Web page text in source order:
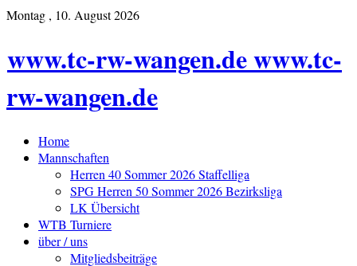
Montag , 10. August 2026
www.tc-rw-wangen.de www.tc-
rw-wangen.de
Home
Mannschaften
Herren 40 Sommer 2026 Staffelliga
SPG Herren 50 Sommer 2026 Bezirksliga
LK Übersicht
WTB Turniere
über / uns
Mitgliedsbeiträge